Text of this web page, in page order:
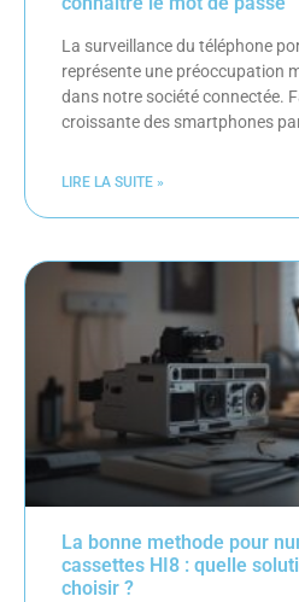
La surveillance du téléphone
représente une préoccupation
dans notre société connectée.
croissante des smartphones
LIRE LA SUITE »
La bonne methode pour
cassettes HI8 : quelle
choisir ?